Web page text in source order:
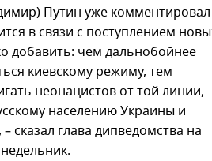
Путин уже комментировал
в связи с поступлением
добавить: чем дальнобойнее
киевскому режиму, тем
неонацистов от той линии,
населению Украины и
сказал глава дипведомства на